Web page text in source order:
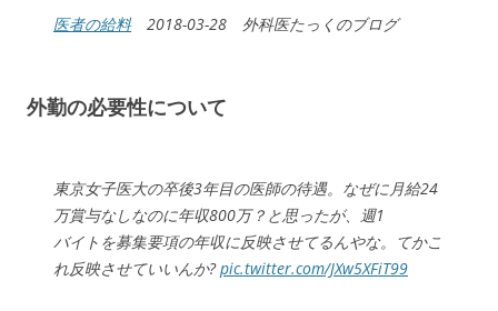
医者の給料2018-03-28 外科医たっくのブログ
外勤の必要性について
東京女子医大の卒後3年目の医師の待遇。なぜに月給24
万賞与なしなのに年収800万？と思ったが、週1
バイトを募集要項の年収に反映させてるんやな。てかこ
れ反映させていいんか?pic.twitter.com/JXw5XFiT99